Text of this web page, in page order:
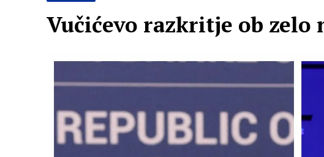
Vučićevo razkritje ob zelo